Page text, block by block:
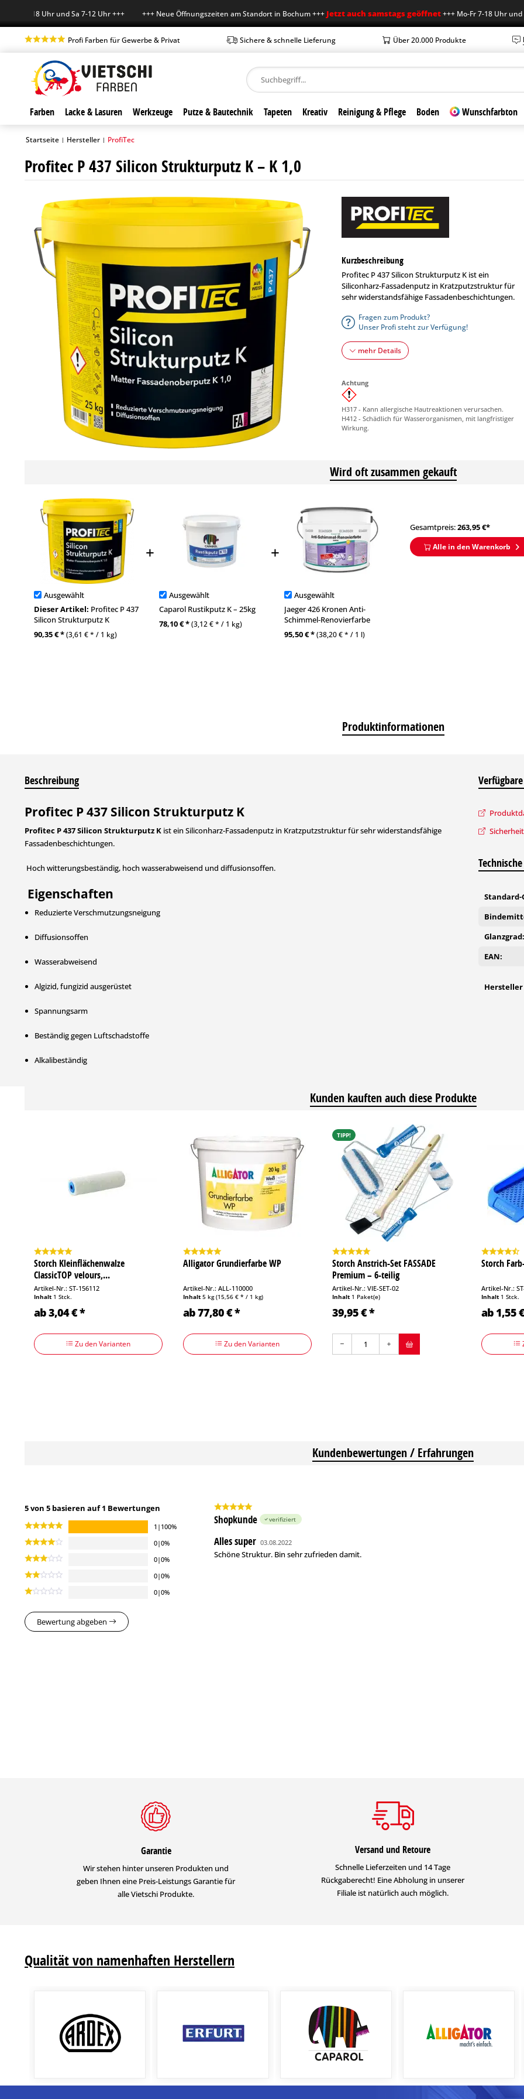
7-18 Uhr und Sa 7-12 Uhr +++ +++ Neue Öffnungszeiten am Standort in Bochum +++Jetzt auch samstags geöffnet+++ Mo-Fr 7-18 Uhr und Sa 7-
Profi Farben für Gewerbe & Privat Sichere & schnelle Lieferung Über 20.000 Produkte
Farben Lacke & Lasuren Werkzeuge Putze & Bautechnik Tapeten Kreativ Reinigung & Pflege Boden Wunschfarbton
Startseite | Hersteller | ProfiTec
Profitec P 437 Silicon Strukturputz K – K 1,0
Kurzbeschreibung
Profitec P 437 Silicon Strukturputz K ist ein
Siliconharz-Fassadenputz in Kratzputzstruktur für
sehr widerstandsfähige Fassadenbeschichtungen.
Fragen zum Produkt?
Unser Profi steht zur Verfügung!
mehr Details
Achtung
H317 - Kann allergische Hautreaktionen verursachen.
H412 - Schädlich für Wasserorganismen, mit langfristiger
Wirkung.
Wird oft zusammen gekauft
Ausgewählt
Dieser Artikel: Profitec P 437
Silicon Strukturputz K
90,35 € *(3,61 € * / 1 kg)
Ausgewählt
Caparol Rustikputz K – 25kg
78,10 € *(3,12 € * / 1 kg)
Ausgewählt
Jaeger 426 Kronen Anti-
Schimmel-Renovierfarbe
95,50 € *(38,20 € * / 1 l)
Gesamtpreis:263,95€*
Alle in den Warenkorb
Produktinformationen
Beschreibung
Profitec P 437 Silicon Strukturputz K
Profitec P 437 Silicon Strukturputz K ist ein Siliconharz-Fassadenputz in Kratzputzstruktur für sehr widerstandsfähige
Fassadenbeschichtungen.
Hoch witterungsbeständig, hoch wasserabweisend und diffusionsoffen.
Eigenschaften
Reduzierte Verschmutzungsneigung
Diffusionsoffen
Wasserabweisend
Algizid, fungizid ausgerüstet
Spannungsarm
Beständig gegen Luftschadstoffe
Alkalibeständig
Acrylat-Dispersion, Silikonharzemulsion, Vinylchlorid-Dispersion
Dichte:
ca. 1,85 g/cm³
Standard-
Glanzgrad:
EAN:
Hersteller
Kunden kauften auch diese Produkte
Storch Kleinflächenwalze
ClassicTOP velours,...
Artikel-Nr.: ST-156112
Inhalt 1 Stck.
ab 3,04 € *
Zu den Varianten
Alligator Grundierfarbe WP
Artikel-Nr.: ALL-110000
Inhalt 5 kg(15,56 € * / 1 kg)
ab 77,80 € *
Zu den Varianten
TIPP!
Storch Anstrich-Set FASSADE
Premium – 6-teilig
Artikel-Nr.: VIE-SET-02
Inhalt 1 Paket(e)
39,95 € *
Storch
Artikel-Nr.:
Inhalt 1 Stck.
ab 1,55
Kundenbewertungen / Erfahrungen
5 von 5 basieren auf 1 Bewertungen
1|100%
0|0%
0|0%
0|0%
0|0%
Bewertung abgeben
Shopkunde verifiziert
Alles super 03.08.2022
Schöne Struktur. Bin sehr zufrieden damit.
Garantie
Wir stehen hinter unseren Produkten und
geben Ihnen eine Preis-Leistungs Garantie für
alle Vietschi Produkte.
Versand und Retoure
Schnelle Lieferzeiten und 14 Tage
Rückgaberecht! Eine Abholung in unserer
Filiale ist natürlich auch möglich.
Qualität von namenhaften Herstellern